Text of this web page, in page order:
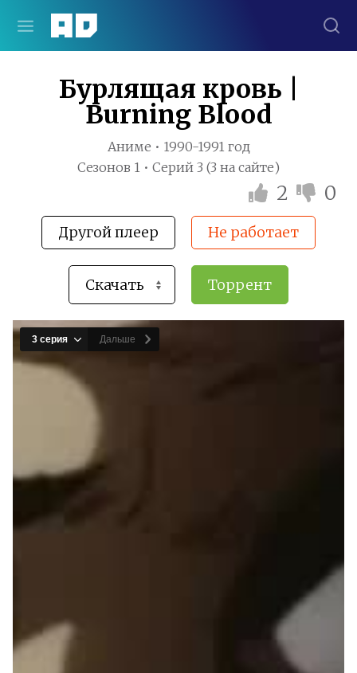
Бурлящая кровь |
Burning Blood
Аниме • 1990-1991 год
Сезонов 1 • Серий 3 (3 на сайте)
2 0
Другой плеер Не работает
Торрент